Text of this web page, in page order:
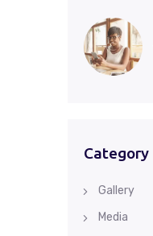
Category
Gallery
Media